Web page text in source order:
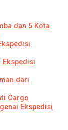
dan 5 Kota
Ekspedisi
dari
Cargo
Ekspedisi